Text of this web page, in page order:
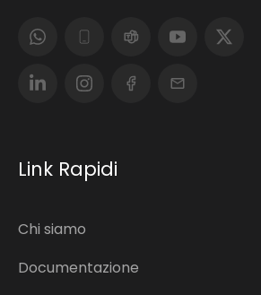
Link Rapidi
Chi siamo
Documentazione